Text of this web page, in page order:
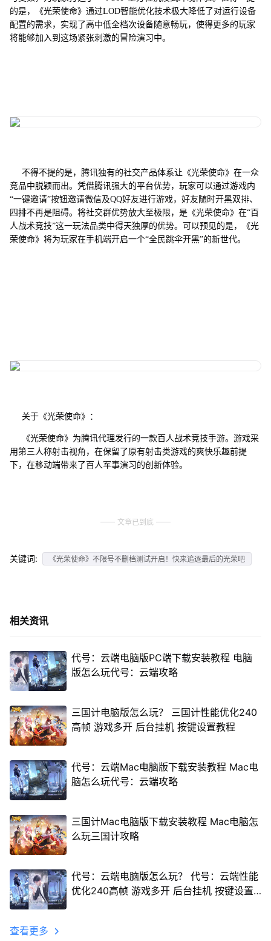
的是，《光荣使命》通过LOD智能优化技术极大降低了对运行设备
配置的需求，实现了高中低全档次设备随意畅玩，使得更多的玩家
将能够加入到这场紧张刺激的冒险演习中。
不得不提的是，腾讯独有的社交产品体系让《光荣使命》在一众
竞品中脱颖而出。凭借腾讯强大的平台优势，玩家可以通过游戏内
“一键邀请”按钮邀请微信及QQ好友进行游戏，好友随时开黑双排、
四排不再是阻碍。将社交群优势放大至极限，是《光荣使命》在“百
人战术竞技”这一玩法品类中得天独厚的优势。可以预见的是，《光
荣使命》将为玩家在手机端开启一个“全民跳伞开黑”的新世代。
关于《光荣使命》：
《光荣使命》为腾讯代理发行的一款百人战术竞技手游。游戏采
用第三人称射击视角，在保留了原有射击类游戏的爽快乐趣前提
下，在移动端带来了百人军事演习的创新体验。
文章已到底
关键词: 《光荣使命》不限号不删档测试开启！快来追逐最后的光荣吧
相关资讯
代号：云端电脑版PC端下载安装教程 电脑
版怎么玩代号：云端攻略
三国计电脑版怎么玩？ 三国计性能优化240
高帧 游戏多开 后台挂机 按键设置教程
代号：云端Mac电脑版下载安装教程 Mac电
脑怎么玩代号：云端攻略
三国计Mac电脑版下载安装教程 Mac电脑怎
么玩三国计攻略
代号：云端电脑版怎么玩？ 代号：云端性能
优化240高帧 游戏多开 后台挂机 按键设置
查看更多